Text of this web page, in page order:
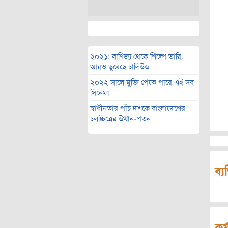
২০২১: বাণিজ্য থেকে শিল্পে ভারি,
আরও ডুবেছে ঢালিউড
২০২২ সালে মুক্তি পেতে পারে এই সব
সিনেমা
স্বাধীনতার পাঁচ দশকে বাংলাদেশের
চলচ্চিত্রের উত্থান-পতন